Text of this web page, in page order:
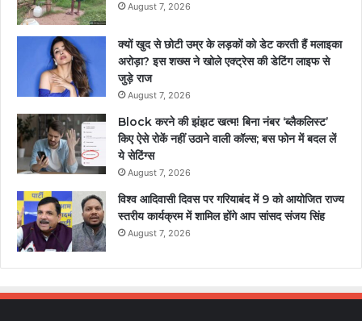
August 7, 2026
क्यों खुद से छोटी उम्र के लड़कों को डेट करती हैं मलाइका
अरोड़ा? इस शख्स ने खोले एक्ट्रेस की डेटिंग लाइफ से
जुड़े राज
August 7, 2026
Block करने की झंझट खत्म! बिना नंबर ‘ब्लैकलिस्ट’
किए ऐसे रोकें नहीं उठाने वाली कॉल्स; बस फोन में बदल लें
ये सेटिंग्स
August 7, 2026
विश्व आदिवासी दिवस पर गरियाबंद में 9 को आयोजित राज्य
स्तरीय कार्यक्रम में शामिल होंगे आप सांसद संजय सिंह
August 7, 2026